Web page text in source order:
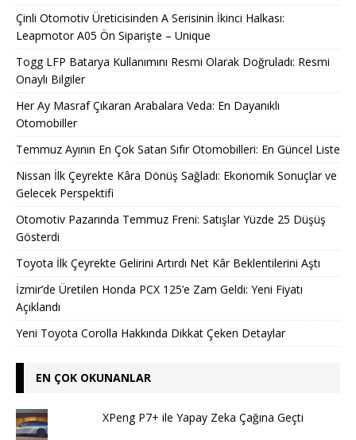
Çinli Otomotiv Üreticisinden A Serisinin İkinci Halkası:
Leapmotor A05 Ön Siparişte – Unique
Togg LFP Batarya Kullanımını Resmi Olarak Doğruladı: Resmi
Onaylı Bilgiler
Her Ay Masraf Çıkaran Arabalara Veda: En Dayanıklı
Otomobiller
Temmuz Ayının En Çok Satan Sıfır Otomobilleri: En Güncel Liste
Nissan İlk Çeyrekte Kâra Dönüş Sağladı: Ekonomik Sonuçlar ve
Gelecek Perspektifi
Otomotiv Pazarında Temmuz Freni: Satışlar Yüzde 25 Düşüş
Gösterdi
Toyota İlk Çeyrekte Gelirini Artırdı Net Kâr Beklentilerini Aştı
İzmir’de Üretilen Honda PCX 125’e Zam Geldi: Yeni Fiyatı
Açıklandı
Yeni Toyota Corolla Hakkında Dikkat Çeken Detaylar
EN ÇOK OKUNANLAR
XPeng P7+ ile Yapay Zeka Çağına Geçti